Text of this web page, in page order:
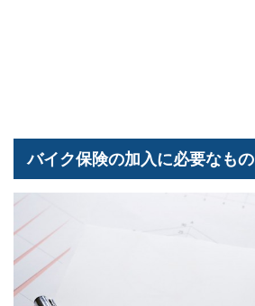
バイク保険の加入に必要なもの